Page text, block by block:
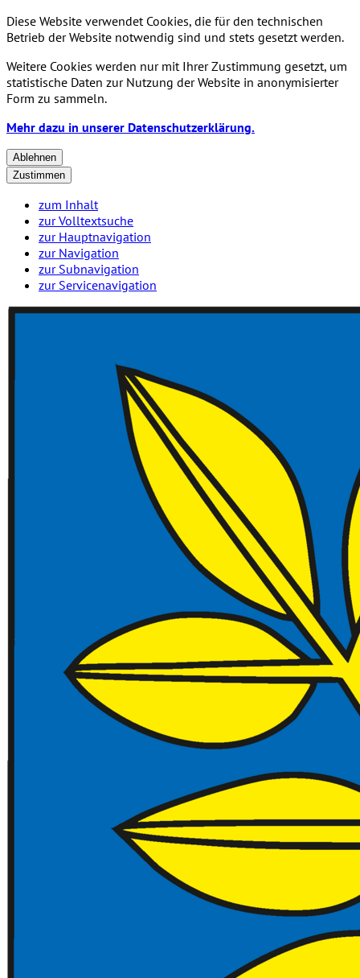
Diese Website verwendet Cookies, die für den technischen
Betrieb der Website notwendig sind und stets gesetzt werden.
Weitere Cookies werden nur mit Ihrer Zustimmung gesetzt, um
statistische Daten zur Nutzung der Website in anonymisierter
Form zu sammeln.
Mehr dazu in unserer Datenschutzerklärung.
Ablehnen
Zustimmen
zum Inhalt
zur Volltextsuche
zur Hauptnavigation
zur Navigation
zur Subnavigation
zur Servicenavigation